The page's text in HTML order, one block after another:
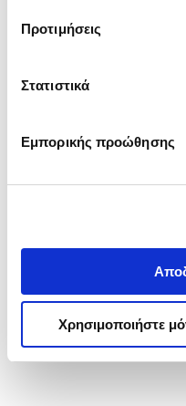
Προτιμήσεις
Στατιστικά
Εμπορικής προώθησης
Χρησιμοποιήστε